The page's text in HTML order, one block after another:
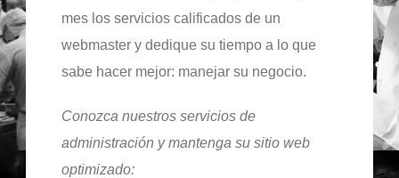
mes los servicios calificados de un
webmaster y dedique su tiempo a lo que
sabe hacer mejor: manejar su negocio.
Conozca nuestros servicios de
administración y mantenga su sitio web
optimizado: